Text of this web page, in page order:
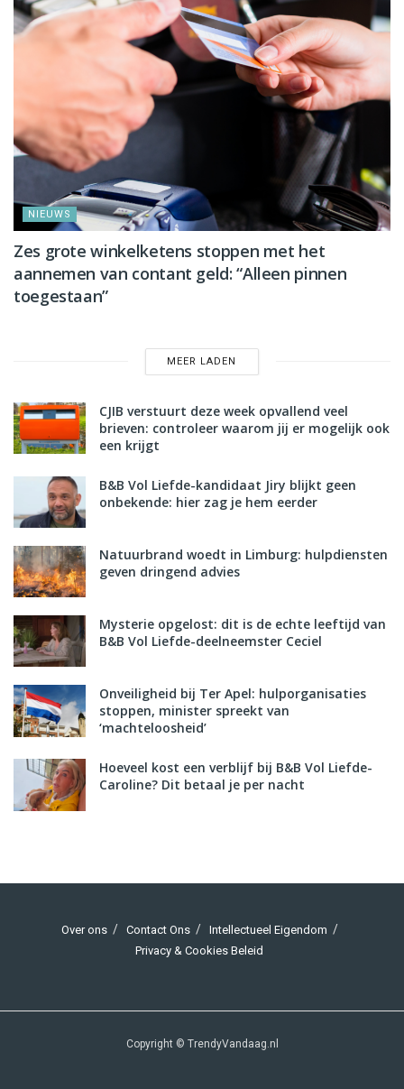
NIEUWS
Zes grote winkelketens stoppen met het
aannemen van contant geld: “Alleen pinnen
toegestaan”
MEER LADEN
CJIB verstuurt deze week opvallend veel
brieven: controleer waarom jij er mogelijk ook
een krijgt
B&B Vol Liefde-kandidaat Jiry blijkt geen
onbekende: hier zag je hem eerder
Natuurbrand woedt in Limburg: hulpdiensten
geven dringend advies
Mysterie opgelost: dit is de echte leeftijd van
B&B Vol Liefde-deelneemster Ceciel
Onveiligheid bij Ter Apel: hulporganisaties
stoppen, minister spreekt van
‘machteloosheid’
Hoeveel kost een verblijf bij B&B Vol Liefde-
Caroline? Dit betaal je per nacht
Over ons Contact Ons
Intellectueel Eigendom
Privacy & Cookies Beleid
Copyright © TrendyVandaag.nl